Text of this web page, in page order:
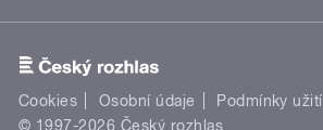
Cookies Osobní údaje Podmínky užití
© 1997-2026 Český rozhlas